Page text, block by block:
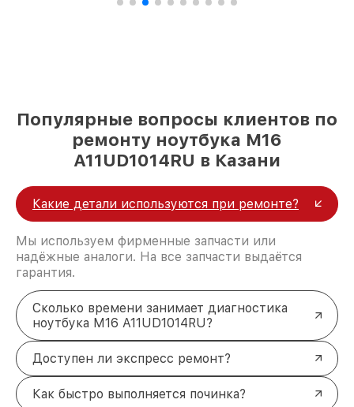
Популярные вопросы клиентов по
ремонту ноутбука M16
A11UD1014RU в Казани
Какие детали используются при ремонте?
Мы используем фирменные запчасти или
надёжные аналоги. На все запчасти выдаётся
гарантия.
Сколько времени занимает диагностика
ноутбука M16 A11UD1014RU?
Доступен ли экспресс ремонт?
Как быстро выполняется починка?